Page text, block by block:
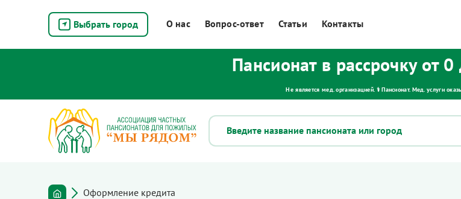
Выбрать город О нас Вопрос-ответ Статьи Контакты
Пансионат в рассрочку от
Не является мед. организацией. ⚕ Пансионат. Мед. услуги
Оформление кредита